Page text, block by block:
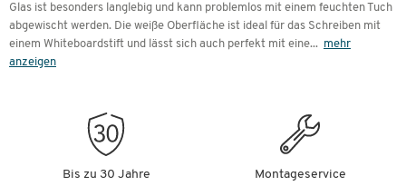
Glas ist besonders langlebig und kann problemlos mit einem feuchten Tuch
abgewischt werden. Die weiße Oberfläche ist ideal für das Schreiben mit
einem Whiteboardstift und lässt sich auch perfekt mit eine... mehr
anzeigen
Bis zu 30 Jahre
Montageservice